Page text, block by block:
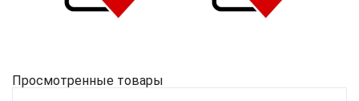
Просмотренные товары